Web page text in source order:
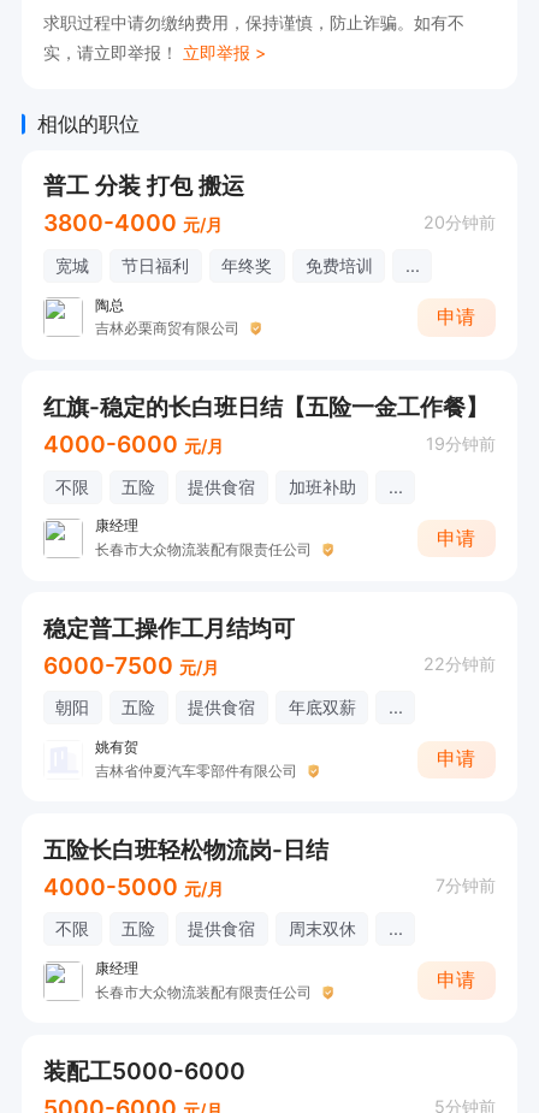
求职过程中请勿缴纳费用，保持谨慎，防止诈骗。如有不
实，请立即举报！ 立即举报 >
相似的职位
普工 分装 打包 搬运
3800-4000 元/月 20分钟前
宽城 节日福利 年终奖 免费培训 ...
陶总
吉林必栗商贸有限公司
申请
红旗-稳定的长白班日结【五险一金工作餐】
4000-6000 元/月 19分钟前
不限 五险 提供食宿 加班补助 ...
康经理
长春市大众物流装配有限责任公司
申请
稳定普工操作工月结均可
6000-7500 元/月 22分钟前
朝阳 五险 提供食宿 年底双薪 ...
姚有贺
吉林省仲夏汽车零部件有限公司
申请
五险长白班轻松物流岗-日结
4000-5000 元/月 7分钟前
不限 五险 提供食宿 周末双休 ...
康经理
长春市大众物流装配有限责任公司
申请
装配工5000-6000
5分钟前